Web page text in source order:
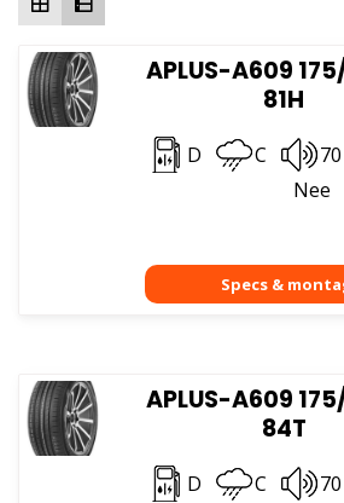
APLUS-A609
81H
D C 70
Nee
APLUS-A609
84T
D C 70